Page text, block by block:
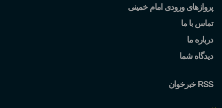
پروازهای ورودی امام خمینی
تماس با ما
درباره ما
دیدگاه شما
خبرخوان RSS